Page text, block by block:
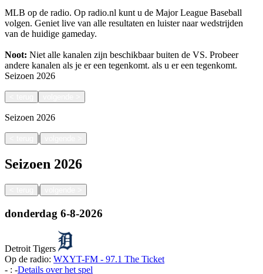
MLB op de radio. Op radio.nl kunt u de Major League Baseball
volgen. Geniet live van alle resultaten en luister naar wedstrijden
van de huidige gameday.
Noot: Niet alle kanalen zijn beschikbaar buiten de VS. Probeer
andere kanalen als je er een tegenkomt. als u er een tegenkomt.
Seizoen 2026
Seizoen 2026
|
Seizoen 2026
|
donderdag 6-8-2026
Detroit Tigers
Op de radio: WXYT-FM - 97.1 The Ticket
- : -Details over het spel